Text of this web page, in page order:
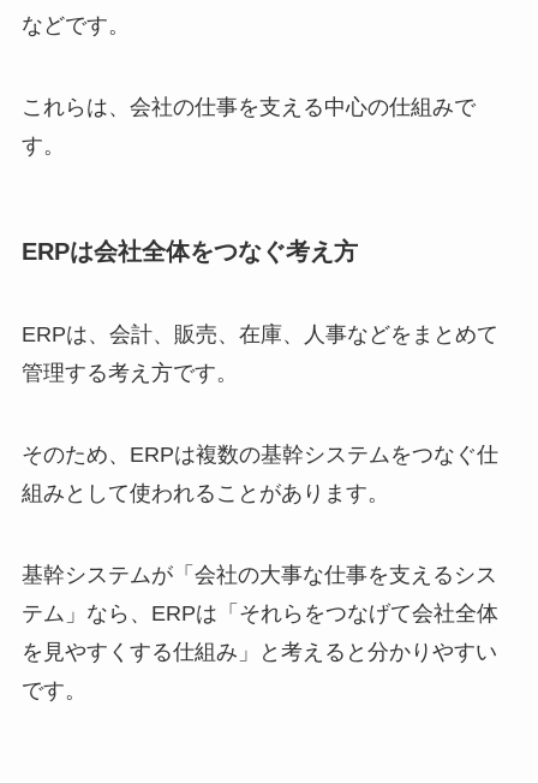
などです。
これらは、会社の仕事を支える中心の仕組みで
す。
ERPは会社全体をつなぐ考え方
ERPは、会計、販売、在庫、人事などをまとめて
管理する考え方です。
そのため、ERPは複数の基幹システムをつなぐ仕
組みとして使われることがあります。
基幹システムが「会社の大事な仕事を支えるシス
テム」なら、ERPは「それらをつなげて会社全体
を見やすくする仕組み」と考えると分かりやすい
です。